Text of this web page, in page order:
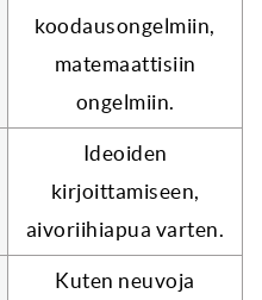
koodausongelmiin,
matemaattisiin
ongelmiin.
Ideoiden
kirjoittamiseen,
aivoriihiapua varten.
Kuten neuvoja